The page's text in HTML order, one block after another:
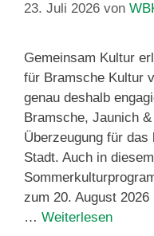
23. Juli 2026 von
Gemeinsam Kultur
für Bramsche Kultur
genau deshalb
Bramsche, Jaunich
Überzeugung für
Stadt. Auch in
zum 20. August
… Weiterlesen